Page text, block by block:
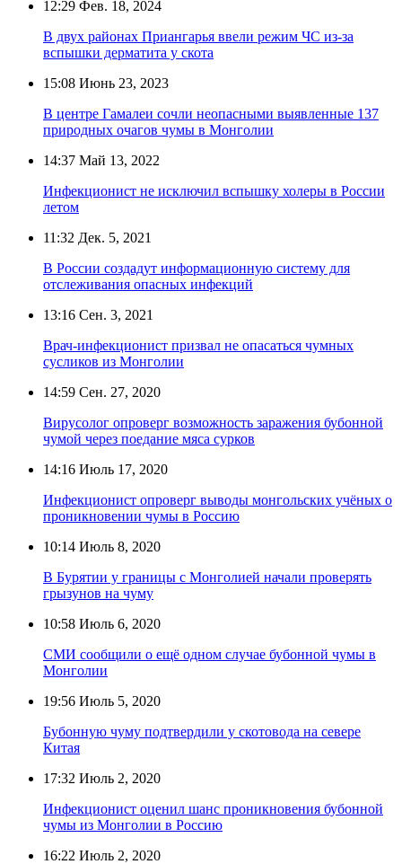
12:29 Фев. 18, 2024
В двух районах Приангарья ввели режим ЧС из-за
вспышки дерматита у скота
15:08 Июнь 23, 2023
В центре Гамалеи сочли неопасными выявленные 137
природных очагов чумы в Монголии
14:37 Май 13, 2022
Инфекционист не исключил вспышку холеры в России
летом
11:32 Дек. 5, 2021
В России создадут информационную систему для
отслеживания опасных инфекций
13:16 Сен. 3, 2021
Врач-инфекционист призвал не опасаться чумных
сусликов из Монголии
14:59 Сен. 27, 2020
Вирусолог опроверг возможность заражения бубонной
чумой через поедание мяса сурков
14:16 Июль 17, 2020
Инфекционист опроверг выводы монгольских учёных о
проникновении чумы в Россию
10:14 Июль 8, 2020
В Бурятии у границы с Монголией начали проверять
грызунов на чуму
10:58 Июль 6, 2020
СМИ сообщили о ещё одном случае бубонной чумы в
Монголии
19:56 Июль 5, 2020
Бубонную чуму подтвердили у скотовода на севере
Китая
17:32 Июль 2, 2020
Инфекционист оценил шанс проникновения бубонной
чумы из Монголии в Россию
16:22 Июль 2, 2020